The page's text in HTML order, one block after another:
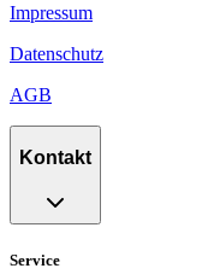
Impressum
Datenschutz
AGB
Kontakt
Service